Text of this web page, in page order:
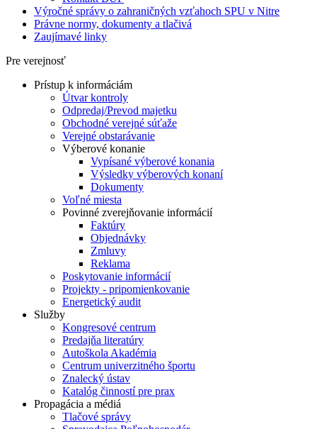
Výročné správy o zahraničných vzťahoch SPU v Nitre
Právne normy, dokumenty a tlačivá
Zaujímavé linky
Pre verejnosť
Prístup k informáciám
Útvar kontroly
Odpredaj/Prevod majetku
Obchodné verejné súťaže
Verejné obstarávanie
Výberové konanie
Vypísané výberové konania
Výsledky výberových konaní
Dokumenty
Voľné miesta
Povinné zverejňovanie informácií
Faktúry
Objednávky
Zmluvy
Reklama
Poskytovanie informácií
Projekty - pripomienkovanie
Energetický audit
Služby
Kongresové centrum
Predajňa literatúry
Autoškola Akadémia
Centrum univerzitného športu
Znalecký ústav
Katalóg činností pre prax
Propagácia a médiá
Tlačové správy